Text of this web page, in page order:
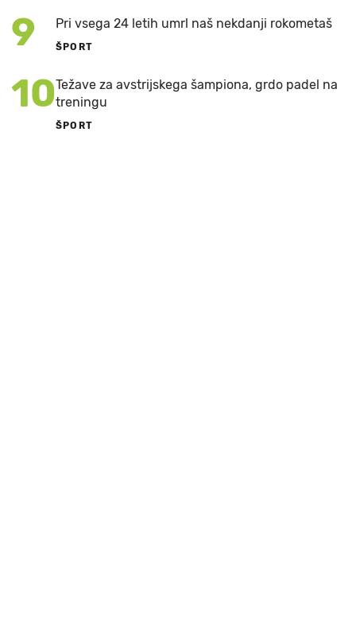
9 Pri vsega 24 letih umrl naš nekdanji rokometaš
ŠPORT
10Težave za avstrijskega šampiona, grdo padel na
treningu
ŠPORT